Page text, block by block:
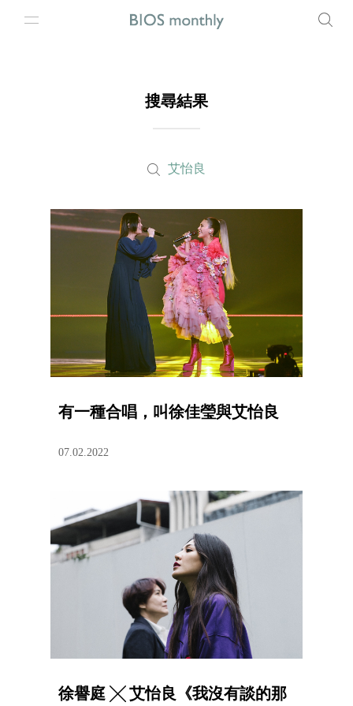
搜尋結果
艾怡良
有一種合唱，叫徐佳瑩與艾怡良
07.02.2022
徐譽庭 ╳ 艾怡良《我沒有談的那